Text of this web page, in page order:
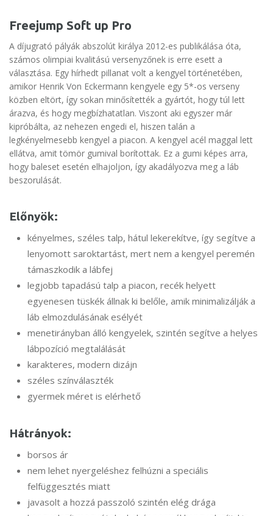
Freejump Soft up Pro
A díjugrató pályák abszolút királya 2012-es publikálása óta,
számos olimpiai kvalitású versenyzőnek is erre esett a
választása. Egy hírhedt pillanat volt a kengyel történetében,
amikor Henrik Von Eckermann kengyele egy 5*-os verseny
közben eltört, így sokan minősítették a gyártót, hogy túl lett
árazva, és hogy megbízhatatlan. Viszont aki egyszer már
kipróbálta, az nehezen engedi el, hiszen talán a
legkényelmesebb kengyel a piacon. A kengyel acél maggal lett
ellátva, amit tömör gumival borítottak. Ez a gumi képes arra,
hogy baleset esetén elhajoljon, így akadályozva meg a láb
beszorulását.
Előnyök:
kényelmes, széles talp, hátul lekerekítve, így segítve a
lenyomott saroktartást, mert nem a kengyel peremén
támaszkodik a lábfej
legjobb tapadású talp a piacon, recék helyett
egyenesen tüskék állnak ki belőle, amik minimalizálják a
láb elmozdulásának esélyét
menetirányban álló kengyelek, szintén segítve a helyes
lábpozíció megtalálását
karakteres, modern dizájn
széles színválaszték
gyermek méret is elérhető
Hátrányok:
borsos ár
nem lehet nyergeléshez felhúzni a speciális
felfüggesztés miatt
javasolt a hozzá passzoló szintén elég drága